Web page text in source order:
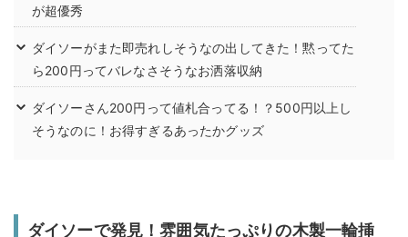
が超優秀
ダイソーがまた即売れしそうなの出してきた！黙ってた
ら200円ってバレなさそうなお洒落収納
ダイソーさん200円って値札合ってる！？500円以上し
そうなのに！お得すぎるあったかグッズ
ダイソーで発見！雰囲気たっぷりの木製一輪挿